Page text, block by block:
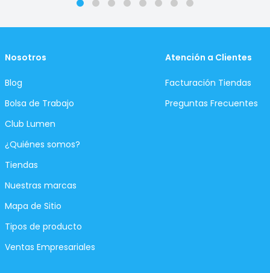
Nosotros
Blog
Bolsa de Trabajo
Club Lumen
¿Quiénes somos?
Tiendas
Nuestras marcas
Mapa de Sitio
Tipos de producto
Ventas Empresariales
Atención a Clientes
Facturación Tiendas
Preguntas Frecuentes